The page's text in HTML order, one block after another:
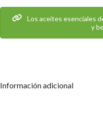
Los aceites esenciales
y
Información adicional